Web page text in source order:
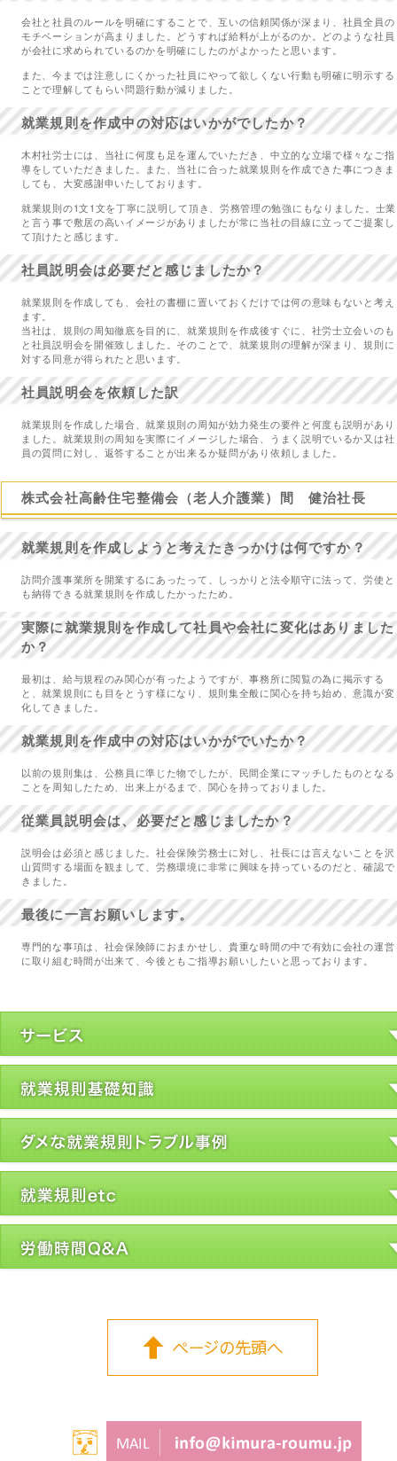
会社と社員のルールを明確にすることで、互いの信頼関係が深まり、社員全員の
モチベーションが高まりました。どうすれば給料が上がるのか。どのような社員
が会社に求められているのかを明確にしたのがよかったと思います。
また、今までは注意しにくかった社員にやって欲しくない行動も明確に明示する
ことで理解してもらい問題行動が減りました。
就業規則を作成中の対応はいかがでしたか？
木村社労士には、当社に何度も足を運んでいただき、中立的な立場で様々なご指
導をしていただきました。また、当社に合った就業規則を作成できた事につきま
しても、大変感謝申いたしております。
就業規則の1文1文を丁寧に説明して頂き、労務管理の勉強にもなりました。士業
と言う事で敷居の高いイメージがありましたが常に当社の目線に立ってご提案し
て頂けたと感じます。
社員説明会は必要だと感じましたか？
就業規則を作成しても、会社の書棚に置いておくだけでは何の意味もないと考え
ます。
当社は、規則の周知徹底を目的に、就業規則を作成後すぐに、社労士立会いのも
と社員説明会を開催致しました。そのことで、就業規則の理解が深まり、規則に
対する同意が得られたと思います。
社員説明会を依頼した訳
就業規則を作成した場合、就業規則の周知が効力発生の要件と何度も説明があり
ました。就業規則の周知を実際にイメージした場合、うまく説明でいるか又は社
員の質問に対し、返答することが出来るか疑問があり依頼しました。
株式会社高齢住宅整備会（老人介護業）間 健治社長
就業規則を作成しようと考えたきっかけは何ですか？
訪問介護事業所を開業するにあったって、しっかりと法令順守に法って、労使と
も納得できる就業規則を作成したかったため。
実際に就業規則を作成して社員や会社に変化はありました
か？
最初は、給与規程のみ関心が有ったようですが、事務所に閲覧の為に掲示する
と、就業規則にも目をとうす様になり、規則集全般に関心を持ち始め、意識が変
化してきました。
就業規則を作成中の対応はいかがでいたか？
以前の規則集は、公務員に準じた物でしたが、民間企業にマッチしたものとなる
ことを周知したため、出来上がるまで、関心を持っておりました。
従業員説明会は、必要だと感じましたか？
説明会は必須と感じました。社会保険労務士に対し、社長には言えないことを沢
山質問する場面を観まして、労務環境に非常に興味を持っているのだと、確認で
きました。
最後に一言お願いします。
専門的な事項は、社会保険師におまかせし、貴重な時間の中で有効に会社の運営
に取り組む時間が出来て、今後ともご指導お願いしたいと思っております。